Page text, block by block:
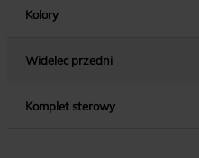
Kolory
Widelec przedni
Komplet sterowy